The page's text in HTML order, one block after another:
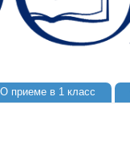
О приеме в 1 класс